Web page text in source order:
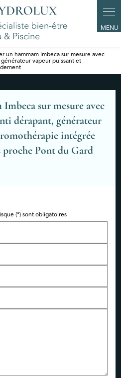
un hammam Imbeca sur mesure avec
vapeur puissant et
sur mesure avec
dérapant, générateur
intégrée
proche Pont du Gard
(*) sont obligatoires